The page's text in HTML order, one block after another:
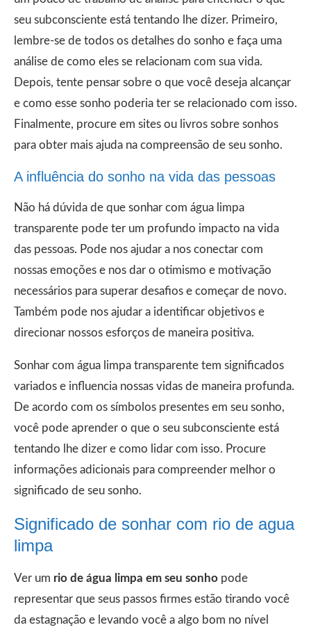
seu subconsciente está tentando lhe dizer. Primeiro,
lembre-se de todos os detalhes do sonho e faça uma
análise de como eles se relacionam com sua vida.
Depois, tente pensar sobre o que você deseja alcançar
e como esse sonho poderia ter se relacionado com isso.
Finalmente, procure em sites ou livros sobre sonhos
para obter mais ajuda na compreensão de seu sonho.
A influência do sonho na vida das pessoas
Não há dúvida de que sonhar com água limpa
transparente pode ter um profundo impacto na vida
das pessoas. Pode nos ajudar a nos conectar com
nossas emoções e nos dar o otimismo e motivação
necessários para superar desafios e começar de novo.
Também pode nos ajudar a identificar objetivos e
direcionar nossos esforços de maneira positiva.
Sonhar com água limpa transparente tem significados
variados e influencia nossas vidas de maneira profunda.
De acordo com os símbolos presentes em seu sonho,
você pode aprender o que o seu subconsciente está
tentando lhe dizer e como lidar com isso. Procure
informações adicionais para compreender melhor o
significado de seu sonho.
Significado de sonhar com rio de agua
limpa
Ver um rio de água limpa em seu sonho pode
representar que seus passos firmes estão tirando você
da estagnação e levando você a algo bom no nível